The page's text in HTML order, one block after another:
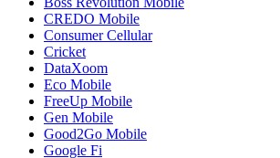
CREDO Mobile
Consumer Cellular
Cricket
DataXoom
Eco Mobile
FreeUp Mobile
Gen Mobile
Good2Go Mobile
Google Fi